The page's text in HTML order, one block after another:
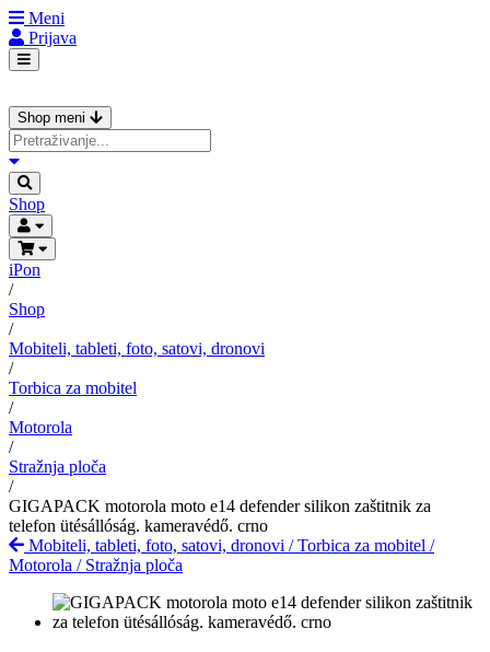
Meni
Prijava
Shop meni
Shop
iPon
/
Shop
/
Mobiteli, tableti, foto, satovi, dronovi
/
Torbica za mobitel
/
Motorola
/
Stražnja ploča
/
GIGAPACK motorola moto e14 defender silikon zaštitnik za
telefon ütésállóság. kameravédő. crno
Mobiteli, tableti, foto, satovi, dronovi /Torbica za mobitel /
Motorola / Stražnja ploča